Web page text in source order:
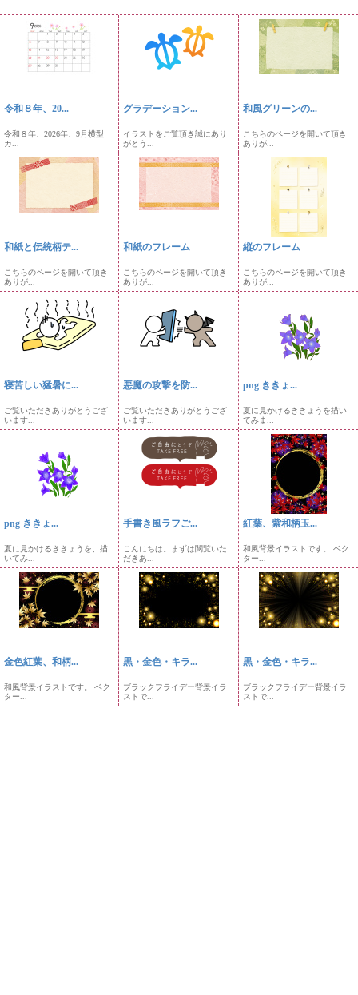
令和８年、20...
令和８年、2026年、9月横型
カ...
グラデーション...
イラストをご覧頂き誠にあり
がとう...
和風グリーンの...
こちらのページを開いて頂き
ありが...
和紙と伝統柄テ...
こちらのページを開いて頂き
ありが...
和紙のフレーム
こちらのページを開いて頂き
ありが...
縦のフレーム
こちらのページを開いて頂き
ありが...
寝苦しい猛暑に...
ご覧いただきありがとうござ
います...
悪魔の攻撃を防...
ご覧いただきありがとうござ
います...
png ききょ...
夏に見かけるききょうを描い
てみま...
png ききょ...
夏に見かけるききょうを、描
いてみ...
手書き風ラフご...
こんにちは。まずは閲覧いた
だきあ...
紅葉、紫和柄玉...
和風背景イラストです。 ベク
ター...
金色紅葉、和柄...
和風背景イラストです。 ベク
ター...
黒・金色・キラ...
ブラックフライデー背景イラ
ストで...
黒・金色・キラ...
ブラックフライデー背景イラ
ストで...